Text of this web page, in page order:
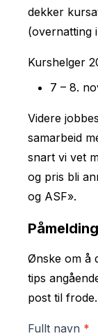
dekker
(overnatting
Kurshelger
7 – 8.
Videre
samarbeid
snart vi vet
og pris bli
og ASF».
Påmelding
Ønske om å
tips
post til
Fullt navn *